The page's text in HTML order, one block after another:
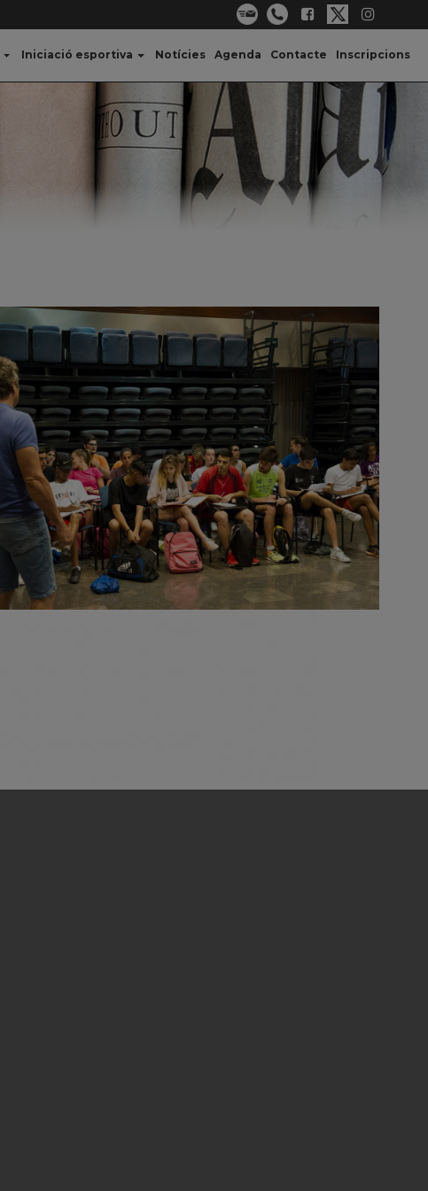
Iniciació esportiva Notícies Agenda Contacte Inscripcions